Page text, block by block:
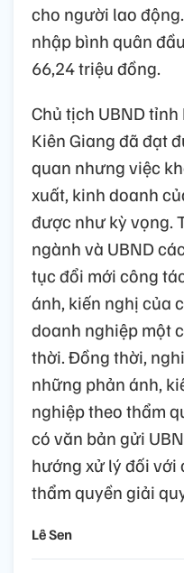
cho người lao
nhập bình quân
66,24 triệu đồng.
Chủ tịch UBND
Kiên Giang đã đạt
quan nhưng việc
xuất, kinh doanh
được như kỳ vọng.
ngành và UBND
tục đổi mới công
ánh, kiến nghị của
doanh nghiệp một
thời. Đồng thời,
những phản ánh,
nghiệp theo thẩm
có văn bản gửi
hướng xử lý đối
thẩm quyền giải
Lê Sen